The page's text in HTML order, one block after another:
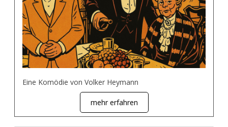
Eine Komödie von Volker Heymann
mehr erfahren